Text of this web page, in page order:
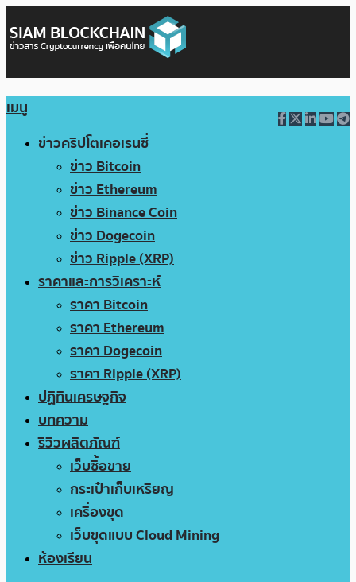
เมนู
ข่าวคริปโตเคอเรนซี่
ข่าว Bitcoin
ข่าว Ethereum
ข่าว Binance Coin
ข่าว Dogecoin
ข่าว Ripple (XRP)
ราคาและการวิเคราะห์
ราคา Bitcoin
ราคา Ethereum
ราคา Dogecoin
ราคา Ripple (XRP)
ปฏิทินเศรษฐกิจ
บทความ
รีวิวผลิตภัณฑ์
เว็บซื้อขาย
กระเป๋าเก็บเหรียญ
เครื่องขุด
เว็บขุดแบบ Cloud Mining
ห้องเรียน